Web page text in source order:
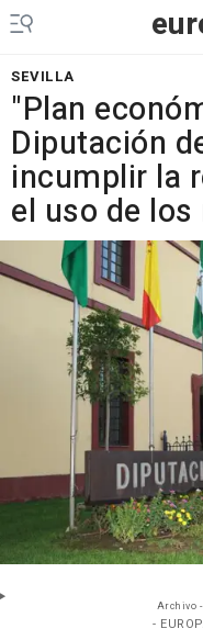
SEVILLA
"Plan
Diputación
incumplir la
el uso de
Archivo
-